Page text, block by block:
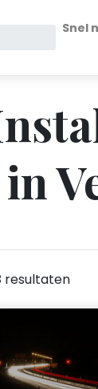
Snel
resultaten